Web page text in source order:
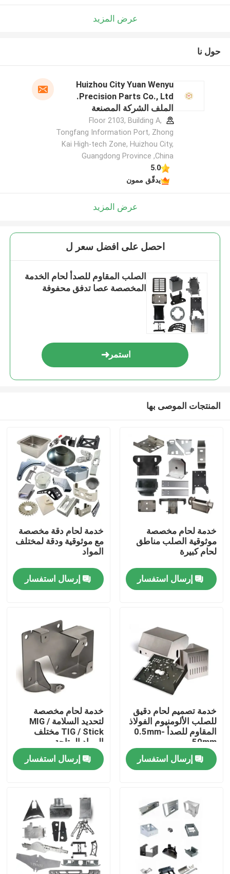
المنزل
فيديوهات
عنّا
جولة في المصنع
مراقبة الجودة
اتصل بنا
أخبار
قطع غيار الآلات باستخدام الحاسب الآلي
أجزاء الطحن باستخدام الحاسب الآلي
عرض المزيد
حول نا
Huizhou City Yuan Wenyu
Precision Parts Co., Ltd.
الملف الشركة المصنعة
Floor 2103, Building A,
Tongfang Information Port, Zhong
Kai High-tech Zone, Huizhou City,
Guangdong Province ,China
5.0
يدقّق ممون
عرض المزيد
احصل على افضل سعر ل
الصلب المقاوم للصدأ لحام الخدمة
المخصصة عصا تدفق محفوفة
استمر
المنتجات الموصى بها
خدمة لحام مخصصة
موثوقية الصلب مناطق
لحام كبيرة
إرسال استفسار
خدمة لحام دقة مخصصة
مع موثوقية ودقة لمختلف
المواد
إرسال استفسار
خدمة تصميم لحام دقيق
للصلب الألومنيوم الفولاذ
المقاوم للصدأ 0.5mm-
50mm
إرسال استفسار
خدمة لحام مخصصة
لتحديد السلامة MIG /
TIG / Stick مختلف
المواد المتاحة
إرسال استفسار